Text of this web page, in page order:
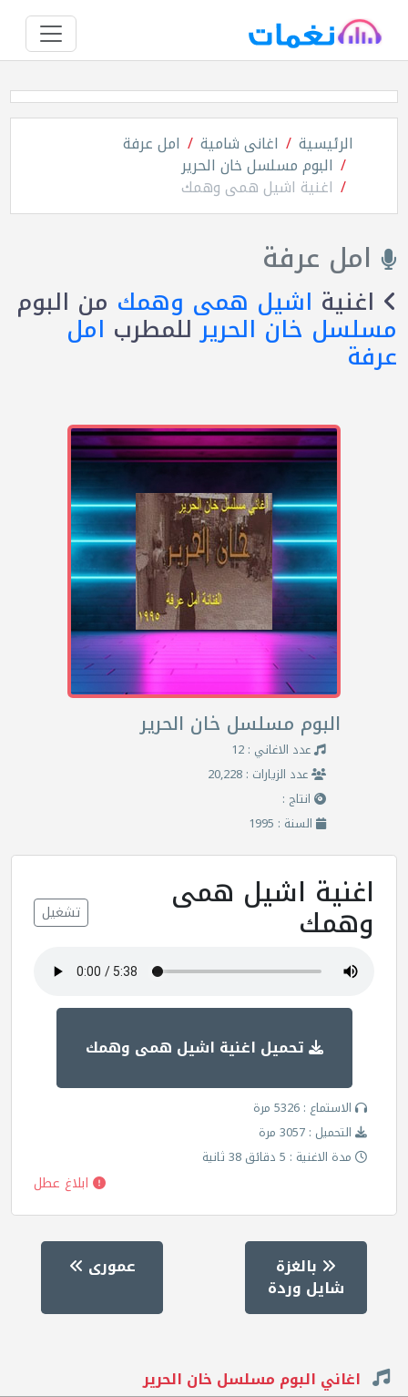
الرئيسية اغانى شامية امل عرفة
البوم مسلسل خان الحرير
اغنية اشيل همى وهمك
امل عرفة
اغنية اشيل همى وهمك من البوم
مسلسل خان الحريرللمطرب امل
عرفة
البوم مسلسل خان الحرير
عدد الاغاني : 12
عدد الزيارات : 20,228
انتاج :
السنة : 1995
اغنية اشيل همى
وهمك تشغيل
تحميل اغنية اشيل همى وهمك
الاستماع : 5326 مرة
التحميل : 3057 مرة
مدة الاغنية : 5 دقائق 38 ثانية
ابلاغ عطل
بالغزة
شايل وردة
عمورى
اغاني البوم مسلسل خان الحرير